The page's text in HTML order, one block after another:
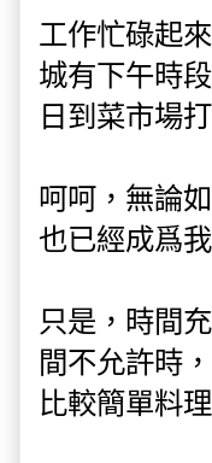
工作忙碌起
城有下午時
日到菜市場
呵呵，無論
也已經成爲
只是，時間
間不允許時
比較簡單料